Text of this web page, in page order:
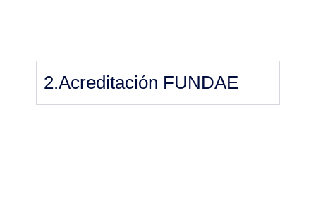
2.Acreditación FUNDAE